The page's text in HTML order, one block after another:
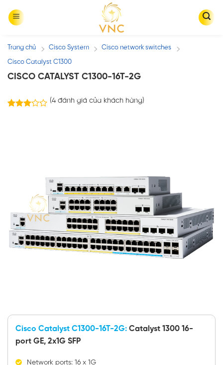
Trang chủ / Cisco System / Cisco network switches /
Cisco Catalyst C1300
CISCO CATALYST C1300-16T-2G
(4đánh giá của khách hàng)
Cisco Catalyst C1300-16T-2G:Catalyst 1300 16-
port GE, 2x1G SFP
Network ports: 16 x 1G